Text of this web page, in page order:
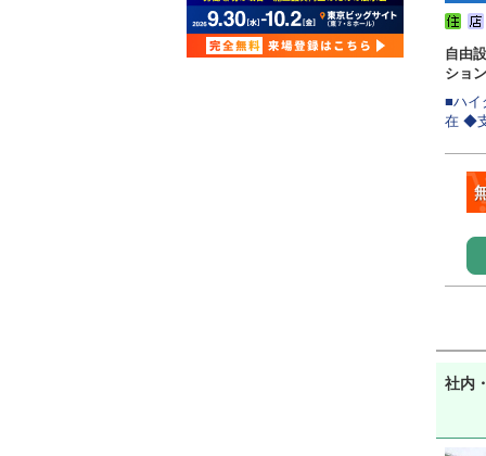
自由
ショ
■ハイ
在 ◆
社内